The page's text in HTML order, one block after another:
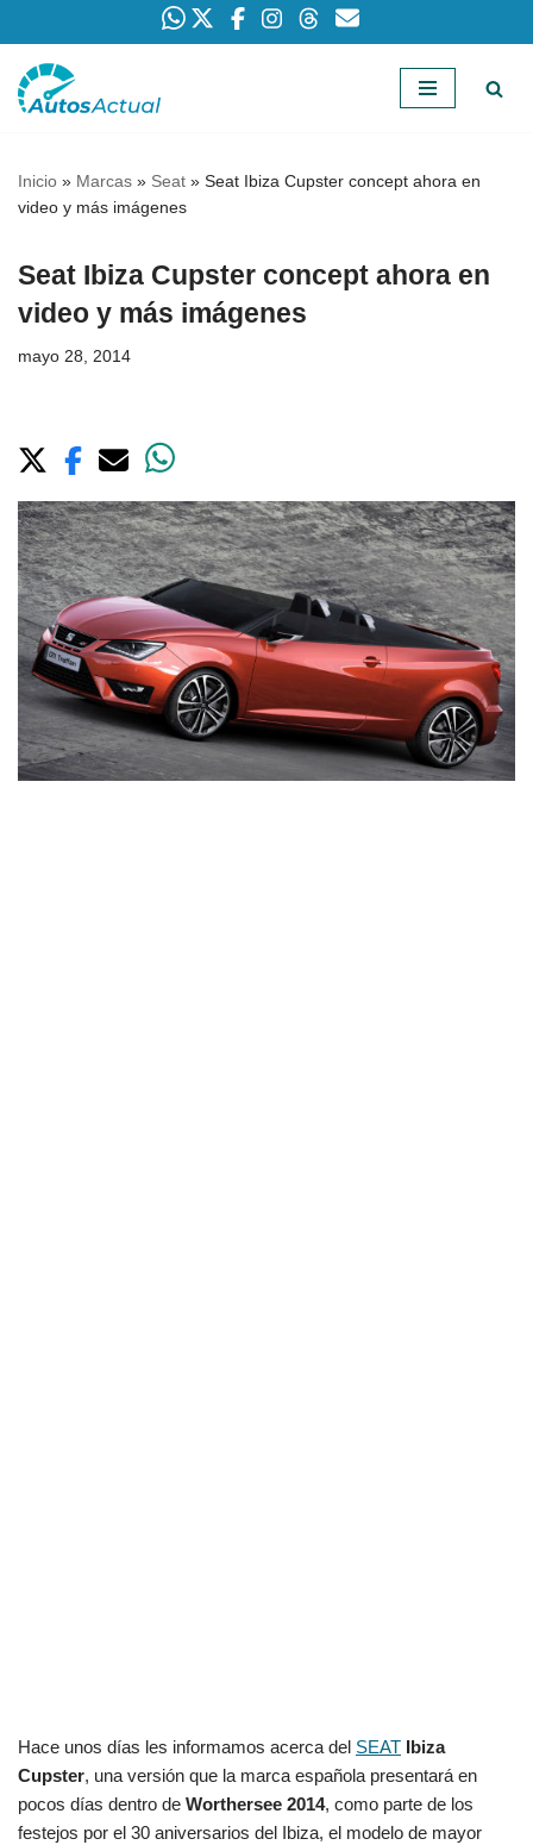
Saltar
Inicio » Marcas » Seat » Seat Ibiza Cupster concept ahora en
video y más imágenes
Seat Ibiza Cupster concept ahora en
video y más imágenes
mayo 28, 2014
Hace unos días les informamos acerca del SEAT Ibiza
Cupster, una versión que la marca española presentará en
pocos días dentro de Worthersee 2014, como parte de los
festejos por el 30 aniversarios del Ibiza, el modelo de mayor